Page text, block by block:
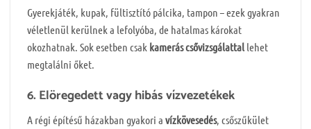
Gyerekjáték, kupak, fültisztító pálcika, tampon – ezek gyakran
véletlenül kerülnek a lefolyóba, de hatalmas károkat
okozhatnak. Sok esetben csak kamerás csővizsgálattallehet
megtalálni őket.
6. Elöregedett vagy hibás vízvezetékek
A régi építésű házakban gyakori a vízkövesedés, csőszűkület